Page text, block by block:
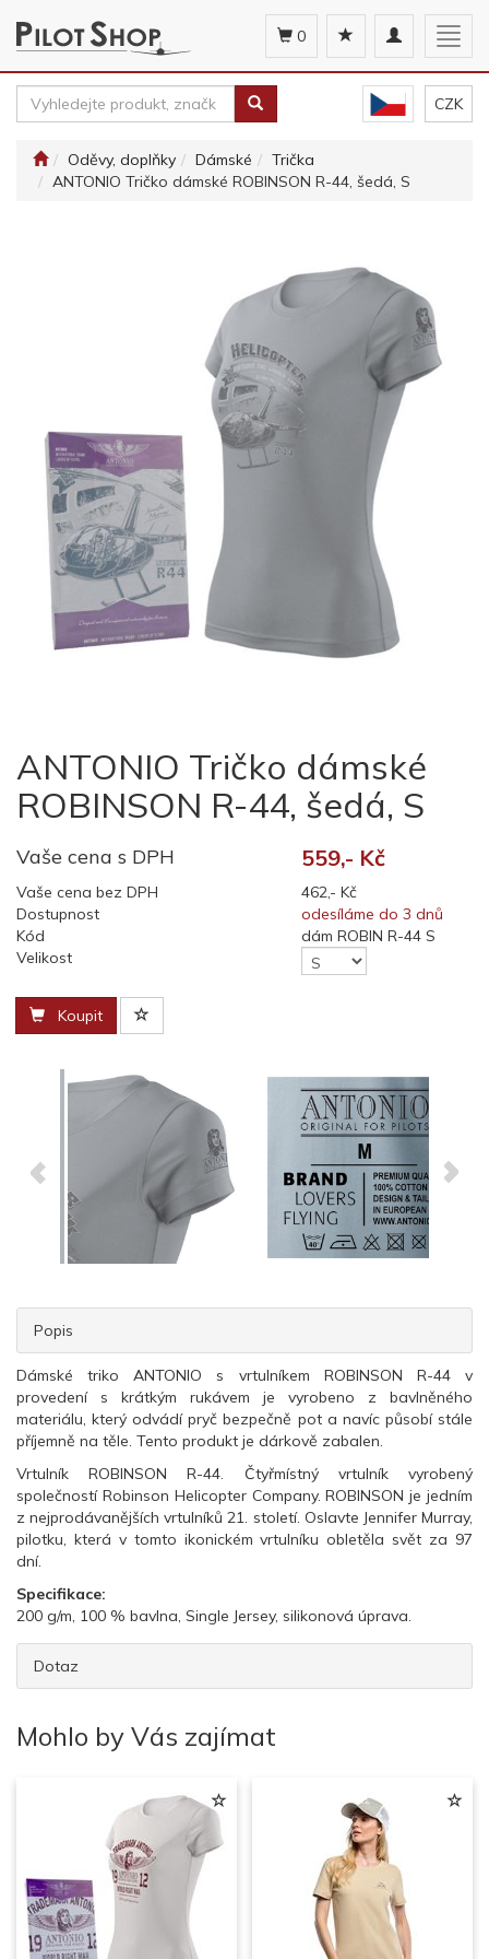
Toggle
navigation
0
CZK
Oděvy, doplňky Dámské
Trička
ANTONIO Tričko dámské ROBINSON R-44, šedá, S
ANTONIO Tričko dámské
ROBINSON R-44, šedá, S
Vaše cena s DPH 559,- Kč
Vaše cena bez DPH
462,- Kč
Dostupnost
odesíláme do 3 dnů
Kód
dám ROBIN R-44 S
Velikost
Koupit
Popis
Dámské triko ANTONIO s vrtulníkem ROBINSON R-44 v
provedení s krátkým rukávem je vyrobeno z bavlněného
materiálu, který odvádí pryč bezpečně pot a navíc působí stále
příjemně na těle. Tento produkt je dárkově zabalen.
Vrtulník ROBINSON R-44. Čtyřmístný vrtulník vyrobený
společností Robinson Helicopter Company. ROBINSON je jedním
z nejprodávanějších vrtulníků 21. století. Oslavte Jennifer Murray,
pilotku, která v tomto ikonickém vrtulníku obletěla svět za 97
dní.
Specifikace:
200 g/m, 100 % bavlna, Single Jersey, silikonová úprava.
Dotaz
Mohlo by Vás zajímat